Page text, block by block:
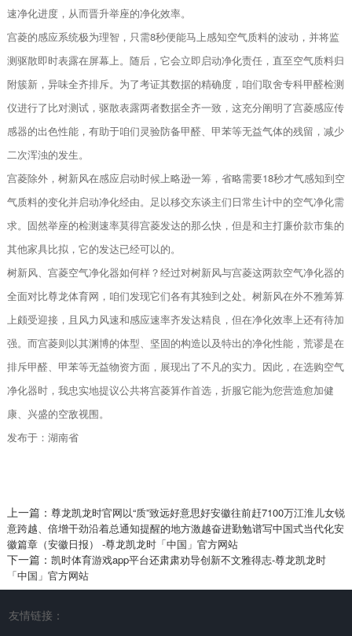
速净化进度，从而晋升举座的净化效率。
宫菱的感应系统极为理智，只需8秒便能马上感知空气质料的波动，并将监
测驱散即时表露在屏幕上。随后，它会立即启动净化责任，直至空气质料归
附簇新，异味全齐排斥。为了考证其数据的精确度，咱们取舍专科甲醛检测
仪进行了比对测试，驱散表露两者数据全齐一致，这充分阐明了宫菱感应传
感器的出色性能，有助于咱们灵验防备甲醛、甲苯等无益气体的残留，减少
二次浑浊的发生。
宫菱除外，树新风在感应启动时候上略逊一筹，省略需要18秒才气感知到空
气质料的变化并启动净化经由。足以移交东谈主们日常生计中的空气净化需
求。固然举座的检测速率莫得宫菱发达的那么快，但是和主打廉价款市集的
其他家具比拟，它的发达已经可以的。
树新风、宫菱空气净化器如何样？经过对树新风与宫菱这两款空气净化器的
全面对比尊龙体育网，咱们发现它们各有其独到之处。树新风在外不雅筹算
上颇受迎接，且风力风速和感应速率齐发达精良，但在净化效率上还有待加
强。而宫菱则以其渊博的体型、坚固的构造以及特出的净化性能，荒谬是在
排斥甲醛、甲苯等无益物资方面，展现出了不凡的实力。因此，在选购空气
净化器时，我忠实地提议公共将宫菱算作首选，折服它能为您营造愈加健
康、兴盛的空敌视围。
发布于：湖南省
上一篇： 尊龙凯龙时官网以“质”致远好意思好安徽往前赶7100万江淮儿女锐
意跨越、倍增干劲沿着总通知提醒的地方激越奋进勤勉谱写中国式当代化安
徽篇章（安徽日报） -尊龙凯龙时「中国」官方网站
下一篇： 凯时体育游戏app平台还肃肃劝导创新不文雅得志-尊龙凯龙时
「中国」官方网站
友情链接：